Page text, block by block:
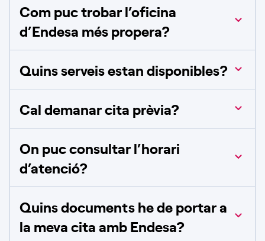
Com puc trobar l’oficina
d’Endesa més propera?
Quins serveis estan disponibles?
Cal demanar cita prèvia?
On puc consultar l’horari
d’atenció?
Quins documents he de portar a
la meva cita amb Endesa?